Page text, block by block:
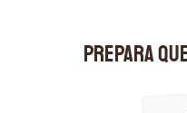
PREPARA